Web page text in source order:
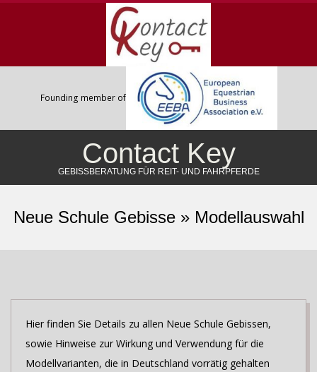
Founding member of
Contact Key
GEBISSBERATUNG FÜR REIT- UND FAHRPFERDE
Navigation
Neue Schule Gebisse » Modellauswahl
Hier finden Sie Details zu allen Neue Schule Gebissen,
sowie Hinweise zur Wirkung und Verwendung für die
Modellvarianten, die in Deutschland vorrätig gehalten